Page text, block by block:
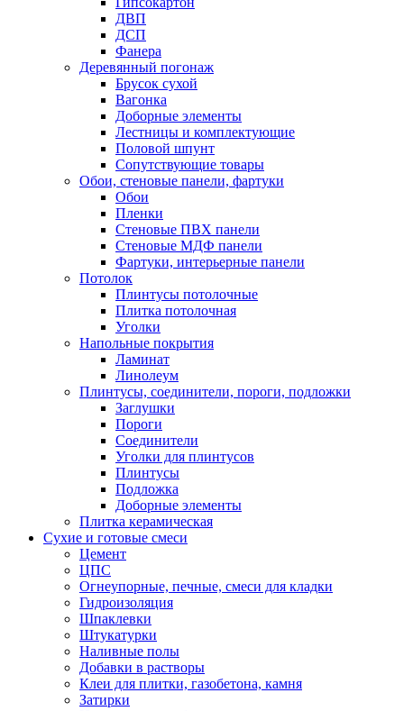
ДВП
ДСП
Фанера
Деревянный погонаж
Брусок сухой
Вагонка
Доборные элементы
Лестницы и комплектующие
Половой шпунт
Сопутствующие товары
Обои, стеновые панели, фартуки
Обои
Пленки
Стеновые ПВХ панели
Стеновые МДФ панели
Фартуки, интерьерные панели
Потолок
Плинтусы потолочные
Плитка потолочная
Уголки
Напольные покрытия
Ламинат
Линолеум
Плинтусы, соединители, пороги, подложки
Заглушки
Пороги
Соединители
Уголки для плинтусов
Плинтусы
Подложка
Доборные элементы
Плитка керамическая
Сухие и готовые смеси
Цемент
ЦПС
Огнеупорные, печные, смеси для кладки
Гидроизоляция
Шпаклевки
Штукатурки
Наливные полы
Добавки в растворы
Клеи для плитки, газобетона, камня
Затирки